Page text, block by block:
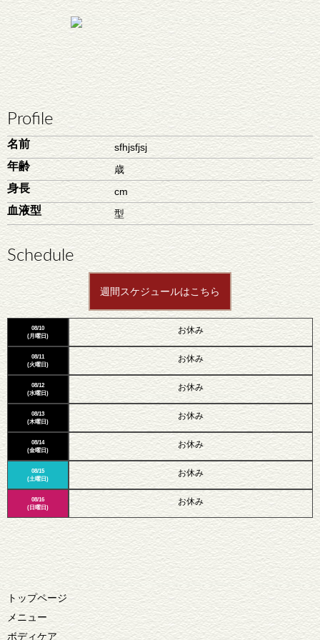
Profile
名前 sfhjsfjsj
年齢 歳
身長 cm
血液型 型
Schedule
週間スケジュールはこちら
08/10
(月曜日)
08/11
(火曜日)
08/12
(水曜日)
08/13
(木曜日)
08/14
(金曜日)
08/15
(土曜日)
08/16
(日曜日)
お休み
お休み
お休み
お休み
お休み
お休み
お休み
トップページ
メニュー
ボディケア